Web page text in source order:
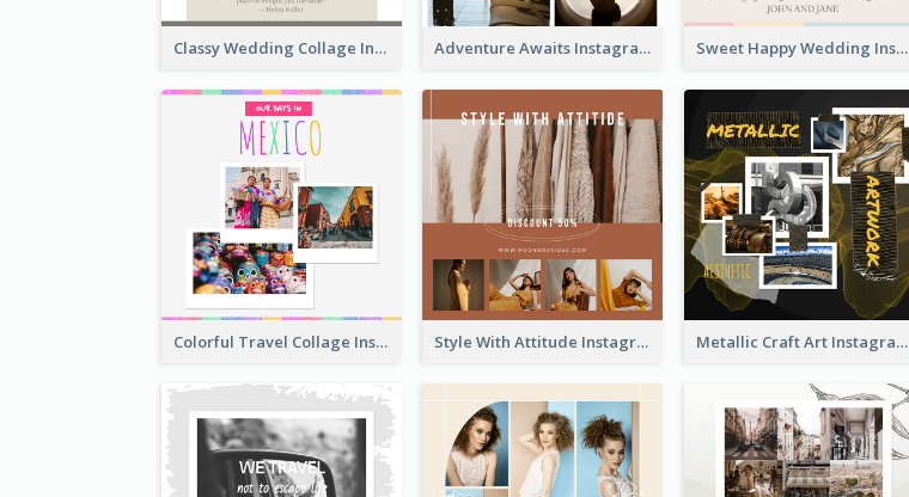
Classy Wedding Collage Instagram Post Adventure Awaits Instagram Post Sweet Happy Wedding Instagram Post
Colorful Travel Collage Instagram Post Style With Attitude Instagram Post Metallic Craft Art Instagram Post